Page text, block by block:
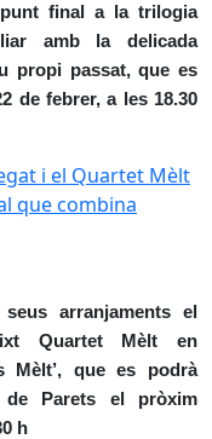
final a la trilogia
amb la delicada
propi passat, que es
de febrer, a les 18.30
i el Quartet Mèlt
i el Quartet Mèlt
que combina
arranjaments el
Quartet Mèlt en
Mèlt’, que es podrà
Parets el pròxim
h